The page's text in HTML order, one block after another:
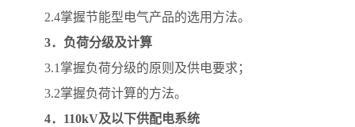
2.4掌握节能型电气产品的选用方法。
3．负荷分级及计算
3.1掌握负荷分级的原则及供电要求；
3.2掌握负荷计算的方法。
4．110kV及以下供配电系统